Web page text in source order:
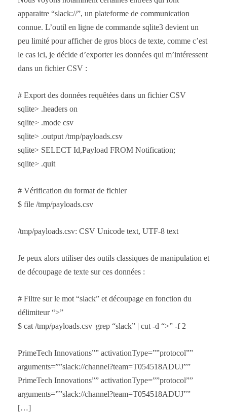
apparaitre “slack://”, un plateforme de communication
connue. L’outil en ligne de commande sqlite3 devient un
peu limité pour afficher de gros blocs de texte, comme c’est
le cas ici, je décide d’exporter les données qui m’intéressent
dans un fichier CSV :
# Export des données requêtées dans un fichier CSV
sqlite> .headers on
sqlite> .mode csv
sqlite> .output /tmp/payloads.csv
sqlite> SELECT Id,Payload FROM Notification;
sqlite> .quit
# Vérification du format de fichier
$ file /tmp/payloads.csv
/tmp/payloads.csv: CSV Unicode text, UTF-8 text
Je peux alors utiliser des outils classiques de manipulation et
de découpage de texte sur ces données :
# Filtre sur le mot “slack” et découpage en fonction du
délimiteur “>”
$ cat /tmp/payloads.csv |grep “slack” | cut -d “>” -f 2
PrimeTech Innovations”” activationType=””protocol””
arguments=””slack://channel?team=T054518ADUJ””
PrimeTech Innovations”” activationType=””protocol””
arguments=””slack://channel?team=T054518ADUJ””
[…]